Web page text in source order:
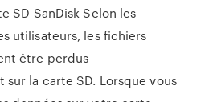
SD SanDisk Selon les
utilisateurs, les fichiers
être perdus
la carte SD. Lorsque vous